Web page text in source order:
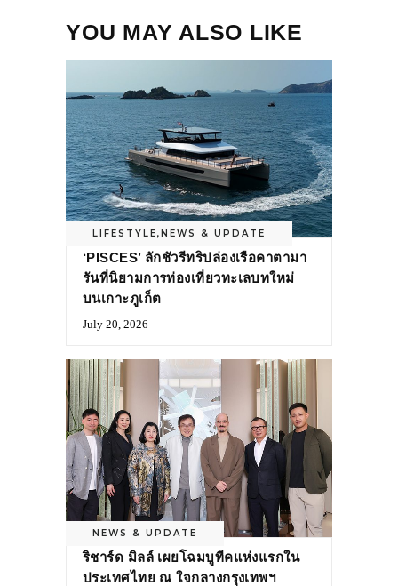
YOU MAY ALSO LIKE
LIFESTYLE,NEWS & UPDATE
‘PISCES’ ลักชัวรีทริปล่องเรือคาตามา
รันที่นิยามการท่องเที่ยวทะเลบทใหม่
บนเกาะภูเก็ต
July 20, 2026
NEWS & UPDATE
ริชาร์ด มิลล์ เผยโฉมบูทีคแห่งแรกใน
ประเทศไทย ณ ใจกลางกรุงเทพฯ